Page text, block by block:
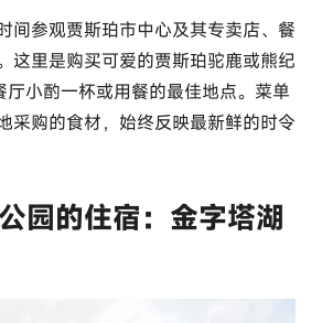
间参观贾斯珀市中心及其专卖店、餐
这里是购买可爱的贾斯珀驼鹿或熊纪
厅小酌一杯或用餐的最佳地点。菜单
采购的食材，始终反映最新鲜的时令
园的住宿：金字塔湖